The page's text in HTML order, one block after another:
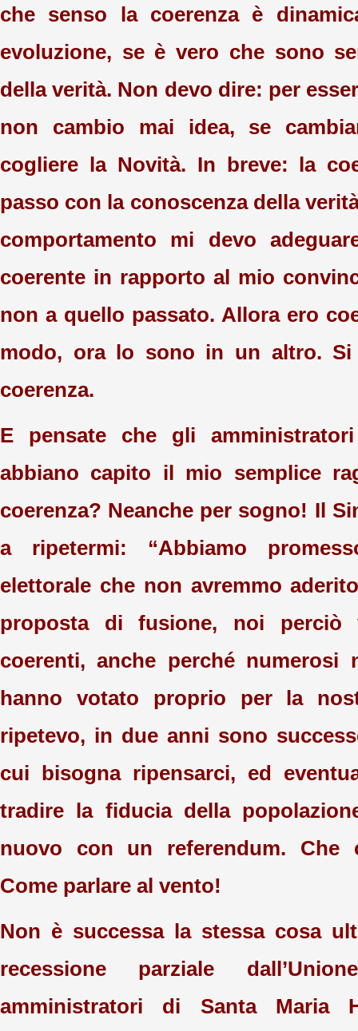
che senso la coerenza è
evoluzione, se è vero che sono
della verità. Non devo dire: per
non cambio mai idea, se
cogliere la Novità. In breve: la
passo con la conoscenza della
comportamento mi devo
coerente in rapporto al mio
non a quello passato. Allora ero
modo, ora lo sono in un altro. Si
coerenza.
E pensate che gli
abbiano capito il mio semplice
coerenza? Neanche per sogno! Il
a ripetermi: “Abbiamo
elettorale che non avremmo
proposta di fusione, noi perciò
coerenti, anche perché
hanno votato proprio per la
ripetevo, in due anni sono
cui bisogna ripensarci, ed
tradire la fiducia della
nuovo con un referendum. Che
Come parlare al vento!
Non è successa la stessa cosa
recessione parziale
amministratori di Santa Maria